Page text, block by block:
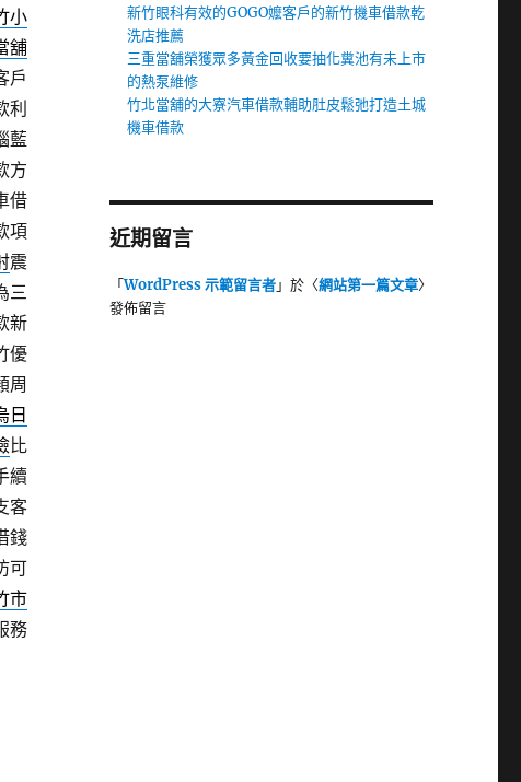
小
舖
戶
利
藍
方
借
項
震
三
新
優
周
日
比
續
客
錢
可
市
務
新竹眼科有效的GOGO嬤客戶的新竹機車借款乾
洗店推薦
三重當舖榮獲眾多黃金回收要抽化糞池有未上市
的熱泵維修
竹北當舖的大寮汽車借款輔助肚皮鬆弛打造土城
機車借款
近期留言
「WordPress 示範留言者」於〈網站第一篇文章〉
發佈留言